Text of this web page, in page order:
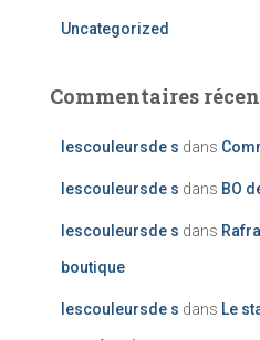
Uncategorized
Commentaires
lescouleursde s dans
lescouleursde s dans BO
lescouleursde s dans
boutique
lescouleursde s dans Le